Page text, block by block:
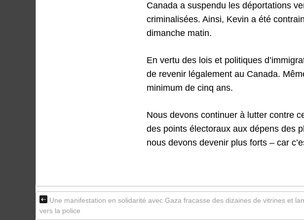
Canada a suspendu les déportations
criminalisées. Ainsi, Kevin a été
dimanche matin.
En vertu des lois et politiques
de revenir légalement au Canada.
minimum de cinq ans.
Nous devons continuer à lutter contre
des points électoraux aux dépens des
nous devons devenir plus forts – car
Une manifestation en solidarité avec Gaza fracasse des dizaines de vitrines et
vers la police